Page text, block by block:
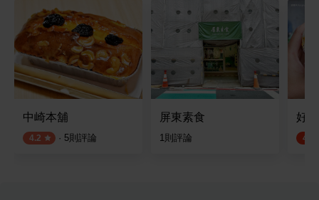
中崎本舖
4.2 · 5則評論
屏東素食
1則評論
好
4.5